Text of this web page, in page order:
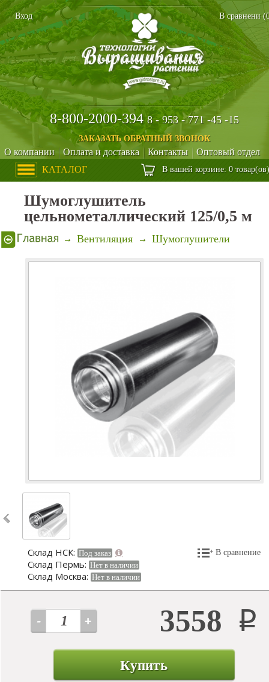
КАТАЛОГ В вашей корзине: 0 товар(ов)
8-800-2000-3948 - 953 - 771 -45 -15
ЗАКАЗАТЬ ОБРАТНЫЙ ЗВОНОК
О компании Оплата и доставка Контакты Оптовый отдел
В сравнени (
Вход
Шумоглушитель
цельнометаллический 125/0,5 м
Вентиляция Шумоглушители
Склад НСК: Под заказ
Склад Пермь: Нет в наличии
Склад Москва: Нет в наличии
В сравнение
3558 Р
Купить